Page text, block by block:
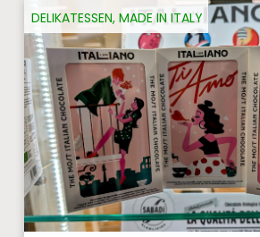
DELIKATESSEN, MADE IN ITALY